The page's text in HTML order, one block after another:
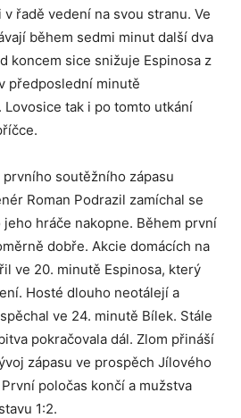
řadě vedení na svou stranu. Ve
během sedmi minut další dva
koncem sice snižuje Espinosa z
předposlední minutě
Lovosice tak i po tomto utkání
soutěžního zápasu
Roman Podrazil zamíchal se
hráče nakopne. Během první
dobře. Akcie domácích na
ve 20. minutě Espinosa, který
Hosté dlouho neotálejí a
ve 24. minutě Bílek. Stále
pokračovala dál. Zlom přináší
zápasu ve prospěch Jílového
poločas končí a mužstva
1:2.